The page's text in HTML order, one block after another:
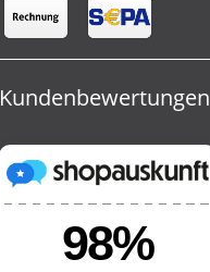
Kundenbewertungen